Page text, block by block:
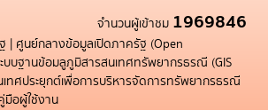
จำนวนผู้เข้าชม 1969846
| ศูนย์กลางข้อมูลเปิดภาครัฐ (Open
บบฐานข้อมลูภูมิสารสนเทศทรัพยากรธรณี (GIS
เทศประยุกต์เพื่อการบริหารจัดการทรัพยากรธรณี
มือผู้ใช้งาน